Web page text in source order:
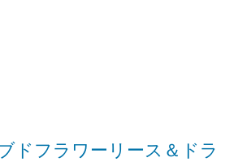
ドフラワーリース＆ドラ